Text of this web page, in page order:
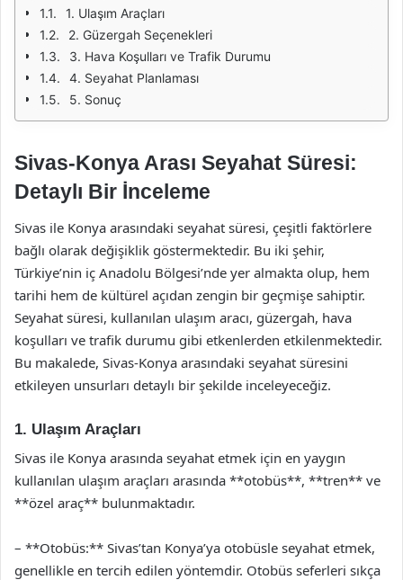
1. Ulaşım Araçları
2. Güzergah Seçenekleri
3. Hava Koşulları ve Trafik Durumu
4. Seyahat Planlaması
5. Sonuç
Sivas-Konya Arası Seyahat Süresi:
Detaylı Bir İnceleme
Sivas ile Konya arasındaki seyahat süresi, çeşitli faktörlere
bağlı olarak değişiklik göstermektedir. Bu iki şehir,
Türkiye’nin iç Anadolu Bölgesi’nde yer almakta olup, hem
tarihi hem de kültürel açıdan zengin bir geçmişe sahiptir.
Seyahat süresi, kullanılan ulaşım aracı, güzergah, hava
koşulları ve trafik durumu gibi etkenlerden etkilenmektedir.
Bu makalede, Sivas-Konya arasındaki seyahat süresini
etkileyen unsurları detaylı bir şekilde inceleyeceğiz.
1. Ulaşım Araçları
Sivas ile Konya arasında seyahat etmek için en yaygın
kullanılan ulaşım araçları arasında **otobüs**, **tren** ve
**özel araç** bulunmaktadır.
– **Otobüs:** Sivas’tan Konya’ya otobüsle seyahat etmek,
genellikle en tercih edilen yöntemdir. Otobüs seferleri sıkça